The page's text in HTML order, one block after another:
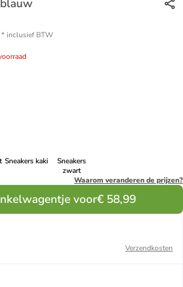
* inclusief BTW
Sneakers kaki
Sneakers
zwart
Waarom veranderen de prijzen?
voor€ 58,99
Verzendkosten